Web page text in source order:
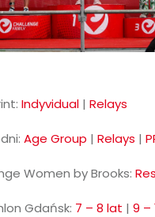
Indyvidual | Relays
Age Group | Relays |
Women by Brooks:
Gdańsk: 7 – 8 lat | 9 –